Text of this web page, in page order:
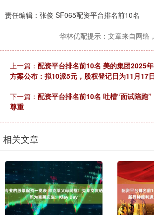
责任编辑：张俊 SF065配资平台排名前10名
华林优配提示：文章来自网络
上一篇： 配资平台排名前10名 美的集团2025
方案公布：拟10派5元，股权登记日为11月17
下一篇： 配资平台排名前10名 吐槽“面试陪跑
尊重
相关文章